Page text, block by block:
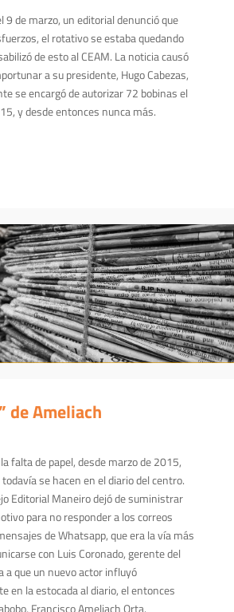
9 de marzo, un editorial denunció que
el rotativo se estaba quedando
de esto al CEAM. La noticia causó
a su presidente, Hugo Cabezas,
se encargó de autorizar 72 bobinas el
y desde entonces nunca más.
de Ameliach
falta de papel, desde marzo de 2015,
se hacen en el diario del centro.
Editorial Maneiro dejó de suministrar
para no responder a los correos
de Whatsapp, que era la vía más
con Luis Coronado, gerente del
a que un nuevo actor influyó
en la estocada al diario, el entonces
Francisco Ameliach Orta.